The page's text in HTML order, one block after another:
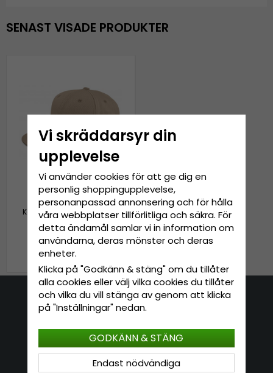
SENAST VISADE PRODUKTER
Keps - Gårda Davis Basic
Cap (beige)
199 kr249 kr
Kontakta oss
E-mail: info@hatshop.se
Tel: 031-320 22 00
Vi skräddarsyr din
upplevelse
Vi använder cookies för att ge dig en
personlig shoppingupplevelse,
personanpassad annonsering och för hålla
våra webbplatser tillförlitliga och säkra. För
detta ändamål samlar vi in information om
användarna, deras mönster och deras
enheter.
Klicka på "Godkänn & stäng" om du tillåter
alla cookies eller välj vilka cookies du tillåter
och vilka du vill stänga av genom att klicka
på "Inställningar" nedan.
Endast nödvändiga
GODKÄNN & STÄNG